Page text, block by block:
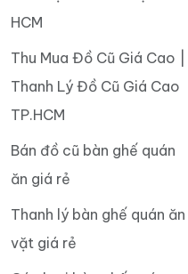
HCM
Thu Mua Đồ Cũ Giá Cao |
Thanh Lý Đồ Cũ Giá Cao
TP.HCM
Bán đồ cũ bàn ghế quán
ăn giá rẻ
Thanh lý bàn ghế quán ăn
vặt giá rẻ